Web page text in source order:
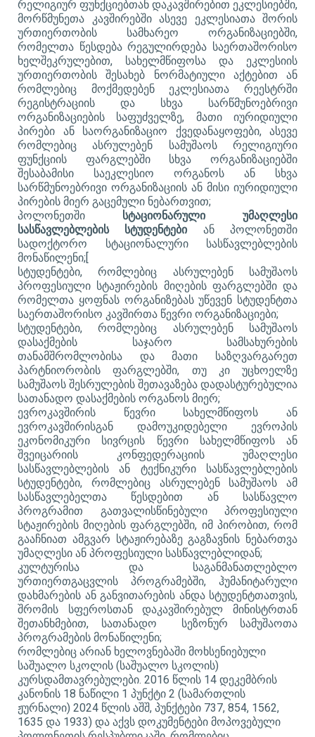
რელიგიურ ფუნქციებთან დაკავშირებით ეკლესიებში,
მორწმუნეთა კავშირებში ასევე ეკლესიათა შორის
ურთიერთობის სამხარეო ორგანიზაციებში,
რომელთა წესდება რეგულირდება საერთაშორისო
ხელშეკრულებით, სახელმწიფოსა და ეკლესიის
ურთიერთობის შესახებ ნორმატიული აქტებით ან
რომლებიც მოქმედებენ ეკლესიათა რეესტრში
რეგისტრაციის და სხვა სარწმუნოებრივი
ორგანიზაციების საფუძველზე, მათი იურიდიული
პირები ან საორგანიზაციო ქვედანაყოფები, ასევე
რომლებიც ასრულებენ სამუშაოს რელიგიური
ფუნქციის ფარგლებში სხვა ორგანიზაციებში
შესაბამისი საეკლესიო ორგანოს ან სხვა
სარწმუნოებრივი ორგანიზაციის ან მისი იურიდიული
პირების მიერ გაცემული ნებართვით;
პოლონეთში სტაციონარული უმაღლესი
სასწავლებლების სტუდენტებიან პოლონეთში
სადოქტორო სტაციონალური სასწავლებლების
მონაწილენი;[
სტუდენტები, რომლებიც ასრულებენ სამუშაოს
პროფესიული სტაჟირების მიღების ფარგლებში და
რომელთა ყოფნას ორგანიზებას უწევენ სტუდენტთა
საერთაშორისო კავშირთა წევრი ორგანიზაციები;
სტუდენტები, რომლებიც ასრულებენ სამუშაოს
დასაქმების საჯარო სამსახურების
თანამშრომლობისა და მათი საზღვარგარეთ
პარტნიორობის ფარგლებში, თუ კი უცხოელზე
სამუშაოს შესრულების შეთავაზება დადასტურებულია
სათანადო დასაქმების ორგანოს მიერ;
ევროკავშირის წევრი სახელმწიფოს ან
ევროკავშირისგან დამოუკიდებელი ევროპის
ეკონომიკური სივრცის წევრი სახელმწიფოს ან
შვეიცარიის კონფედერაციის უმაღლესი
სასწავლებლების ან ტექნიკური სასწავლებლების
სტუდენტები, რომლებიც ასრულებენ სამუშაოს ამ
სასწავლებელთა წესდებით ან სასწავლო
პროგრამით გათვალისწინებული პროფესიული
სტაჟირების მიღების ფარგლებში, იმ პირობით, რომ
გააჩნიათ ამგვარ სტაჟირებაზე გაგზავნის ნებართვა
უმაღლესი ან პროფესიული სასწავლებლიდან;
კულტურისა და საგანმანათლებლო
ურთიერთგაცვლის პროგრამებში, ჰუმანიტარული
დახმარების ან განვითარების ანდა სტუდენტთათვის,
შრომის სფეროსთან დაკავშირებულ მინისტრთან
შეთანხმებით, სათანადო სეზონურ სამუშაოთა
პროგრამების მონაწილენი;
რომლებიც არიან ხელოვნებაში მოხსენიებული
საშუალო სკოლის (საშუალო სკოლის)
კურსდამთავრებულები. 2016 წლის 14 დეკემბრის
კანონის 18 ნაწილი 1 პუნქტი 2 (სამართლის
ჟურნალი) 2024 წლის აშშ, პუნქტები 737, 854, 1562,
1635 და 1933) და აქვს დოკუმენტები მოპოვებული